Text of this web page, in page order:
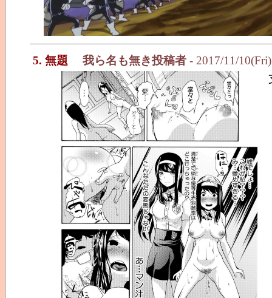
5. 無題 我ら名も無き投稿者 - 2017/11/